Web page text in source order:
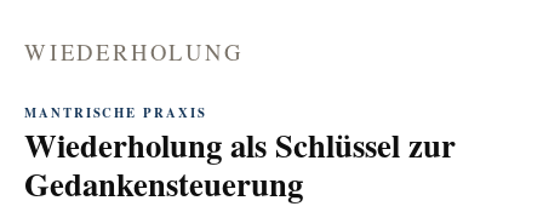
WIEDERHOLUNG
MANTRISCHE PRAXIS
Wiederholung als Schlüssel zur
Gedankensteuerung